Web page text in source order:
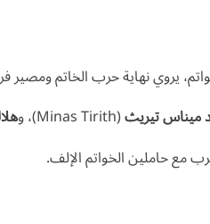
يروي نهاية حرب الخاتم ومصير
ميناس تيريث(Minas Tirith)، و
مع حاملين الخواتم الإلف.